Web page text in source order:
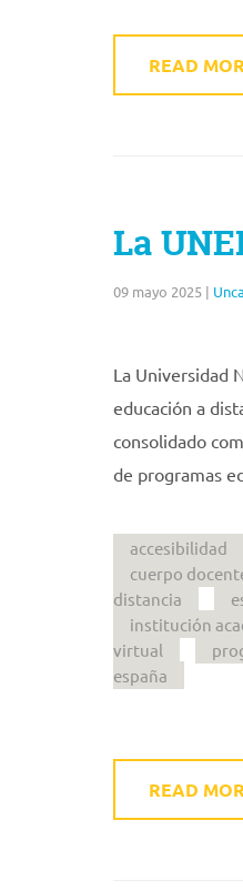
READ
La
09 mayo 2025 |
La Universidad
educación a
consolidado
de programas
accesibilidad
cuerpo
distancia
institución
virtual
españa
READ